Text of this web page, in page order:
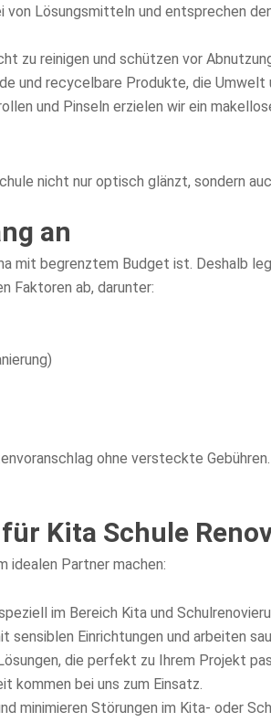
von Lösungsmitteln und entsprechen
zu reinigen und schützen vor
und recycelbare Produkte, die Umwelt
und Pinseln erzielen wir ein
nicht nur optisch glänzt, sondern
an
mit begrenztem Budget ist. Deshalb
Faktoren ab, darunter:
ohne versteckte
Kita Schule
idealen Partner machen:
im Bereich Kita und
Einrichtungen und arbeiten
die perfekt zu Ihrem Projekt
kommen bei uns zum Einsatz.
minimieren Störungen im Kita- oder